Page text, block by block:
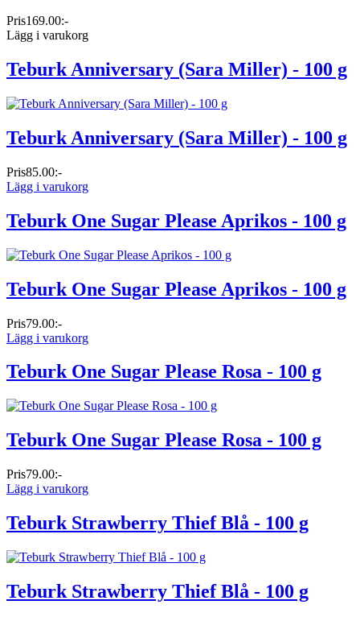
Pris169.00:-
Lägg i varukorg
Teburk Anniversary (Sara Miller) - 100 g
Teburk Anniversary (Sara Miller) - 100 g
Pris85.00:-
Lägg i varukorg
Teburk One Sugar Please Aprikos - 100 g
Teburk One Sugar Please Aprikos - 100 g
Pris79.00:-
Lägg i varukorg
Teburk One Sugar Please Rosa - 100 g
Teburk One Sugar Please Rosa - 100 g
Pris79.00:-
Lägg i varukorg
Teburk Strawberry Thief Blå - 100 g
Teburk Strawberry Thief Blå - 100 g